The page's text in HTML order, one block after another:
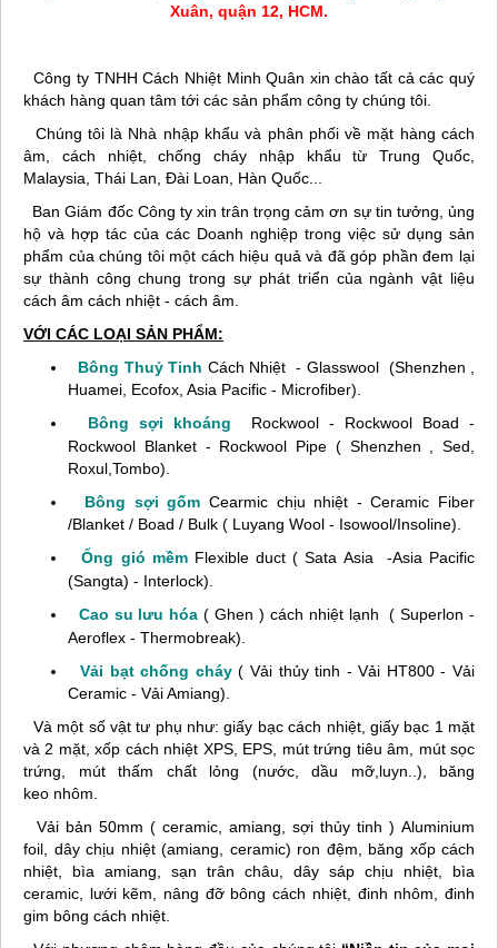
Xuân, quận 12, HCM.
Công ty TNHH Cách Nhiệt Minh Quân xin chào tất cả các quý
khách hàng quan tâm tới các sản phẩm công ty chúng tôi.
Chúng tôi là Nhà nhập khẩu và phân phối về mặt hàng cách
âm, cách nhiệt, chống cháy nhập khẩu từ Trung Quốc,
Malaysia, Thái Lan, Đài Loan, Hàn Quốc...
Ban Giám đốc Công ty xin trân trọng cảm ơn sự tin tưởng, ủng
hộ và hợp tác của các Doanh nghiệp trong việc sử dụng sản
phẩm của chúng tôi một cách hiệu quả và đã góp phần đem lại
sự thành công chung trong sự phát triển của ngành vật liệu
cách âm cách nhiệt - cách âm.
VỚI CÁC LOẠI SẢN PHẨM:
Bông Thuỷ Tinh Cách Nhiệt - Glasswool (Shenzhen ,
Huamei, Ecofox, Asia Pacific - Microfiber).
Bông sợi khoáng Rockwool - Rockwool Boad -
Rockwool Blanket - Rockwool Pipe ( Shenzhen , Sed,
Roxul,Tombo).
Bông sợi gốm Cearmic chịu nhiệt - Ceramic Fiber
/Blanket / Boad / Bulk ( Luyang Wool - Isowool/Insoline).
Ống gió mềmFlexible duct ( Sata Asia -Asia Pacific
(Sangta) - Interlock).
Cao su lưu hóa ( Ghen ) cách nhiệt lạnh ( Superlon -
Aeroflex - Thermobreak).
Vải bạt chống cháy( Vải thủy tinh - Vải HT800 - Vải
Ceramic - Vải Amiang).
Và một số vật tư phụ như: giấy bạc cách nhiệt, giấy bạc 1 mặt
và 2 mặt, xốp cách nhiệt XPS, EPS,
mút trứng tiêu âm, mút sọc
trứng, mút thấm chất lỏng (nước, dầu mỡ,luyn..), băng
keo nhôm.
Vải bản 50mm ( ceramic, amiang, sợi thủy tinh ) Aluminium
foil,
dây chịu nhiệt (amiang, ceramic) ron đệm, băng xốp cách
nhiệt, bìa amiang, sạn trân châu, dây sáp chịu nhiệt, bìa
ceramic, lưới kẽm, nâng đỡ bông cách nhiệt, đinh nhôm, đinh
gim bông cách nhiệt.